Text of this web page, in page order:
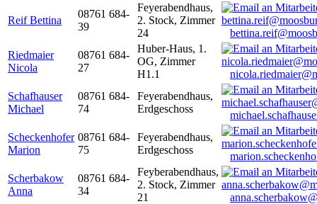
Reif Bettina
08761 684-
39
Feyerabendhaus,
2. Stock, Zimmer
24
Riedmaier
Nicola
08761 684-
27
Huber-Haus, 1.
OG, Zimmer
H1.1
Schafhauser
Michael
08761 684-
74
Feyerabendhaus,
Erdgeschoss
Scheckenhofer
Marion
08761 684-
75
Feyerabendhaus,
Erdgeschoss
Scherbakow
Anna
08761 684-
34
Feyberabendhaus,
2. Stock, Zimmer
21